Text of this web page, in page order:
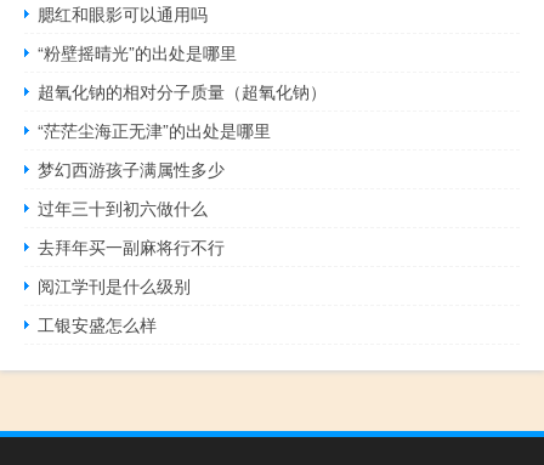
腮红和眼影可以通用吗
“粉壁摇晴光”的出处是哪里
超氧化钠的相对分子质量（超氧化钠）
“茫茫尘海正无津”的出处是哪里
梦幻西游孩子满属性多少
过年三十到初六做什么
去拜年买一副麻将行不行
阅江学刊是什么级别
工银安盛怎么样